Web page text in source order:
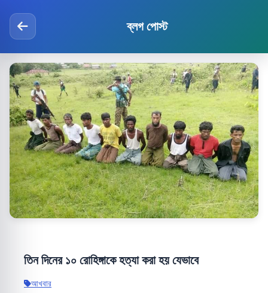
ব্লগ পোস্ট
তিন দিনের ১০ রোহিঙ্গাকে হত্যা করা হয় যেভাবে
আখবার